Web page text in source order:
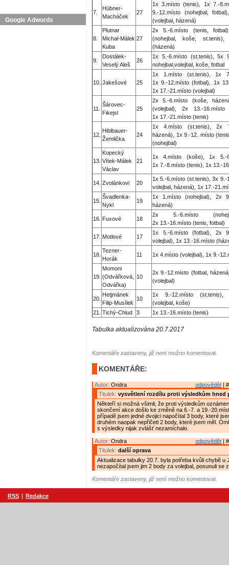
Google Adwords
7.
Hübner-
Macháček
27
1x 3.místo (tenis), 1x 7.-
9.-12.místo (nohejbal,
(volejbal, házená)
8.
Plutnar
Michal-Málek
Kuba
27
2x 5.-6.místo (tenis,
(nohejbal, koše, st.tenis),
(házená)
9.
Dostálek-
Veselý Aleš
26
1x 5.-6.místo (st.tenis), 5x
nohejbal,volejbal, koše, fotbal
10. Jakešové 25
1x 1.místo (st.tenis), 1x
1x 9.-12.místo (fotbal), 1x
1x 17.-21.místo (volejbal)
11.
Šárovec-
Fikejsl
25
2x 5.-6.místo (koše,
(volejbal), 2x 13.-16.místo
1x 17.-21.místo (tenis)
12.
Hiblbauer-
Žemlička
24
1x 4.místo (st.tenis), 2x
házená), 1x 9.-12. místo
(nohejbal)
13.
Kopecký
Vítek-Málek
Václav
21
1x 4.místo (koše), 1x 5.-
1x 7.-8.místo (tenis), 1x 13.-
14. Zvolánkovi 20
1x 5.-6.místo (st.tenis), 3x 9.-
volejbal, házená), 1x 17.-
15.
Švadlenka-
Nykl
19
1x 1.místo (nohejbal), 2x
házená)
16. Fuxové 18
2x 5.-6.místo
2x 13.-16.místo (tenis, fotbal)
17. Motlové 17
1x 5.-6.místo (fotbal), 2x
volejbal), 1x 13.-16.místo
18.
Tezner-
Horák
11 1x 4.místo (volejbal), 1x 9.-
19.
Momoni
(Odvářková,
Odvářka)
10
2x 9.-12.místo (fotbal,
(volejbal)
20.
Hetjmánek
Filip-Musílek
10
1x 9.-12.místo (st.tenis),
(volejbal, koše)
21.
Tichý-Chlud 3 1x 13.-16.místo (tenis)
Tabulka aktualizována 20.7.2017
Komentáře zastaveny, již není možno komentovat.
KOMENTÁŘE:
odpovědět |
Autor: Ondra
Titulek: vysvětlení rozdílu proti výsledkům hned
Někteří si možná všimli, že proti výsledkům
skončení akce došlo ke změně na 6.-7. a 19.-
případě jsem jedné dvojici napočítal 3 body, které
druhém naopak nepřičetl 2 body, které jsem měl.
s výsledky nijak zvlášť nezamíchalo.
odpovědět |
Autor: Ondra
Titulek: další oprava
Aktualizace tabulky 20.7. byla potřeba kvůli chybě u
nezapočítal jsem jim 2 body za volejbal, posunuli se
Komentáře zastaveny, již není možno komentovat.
RSS | Redakce